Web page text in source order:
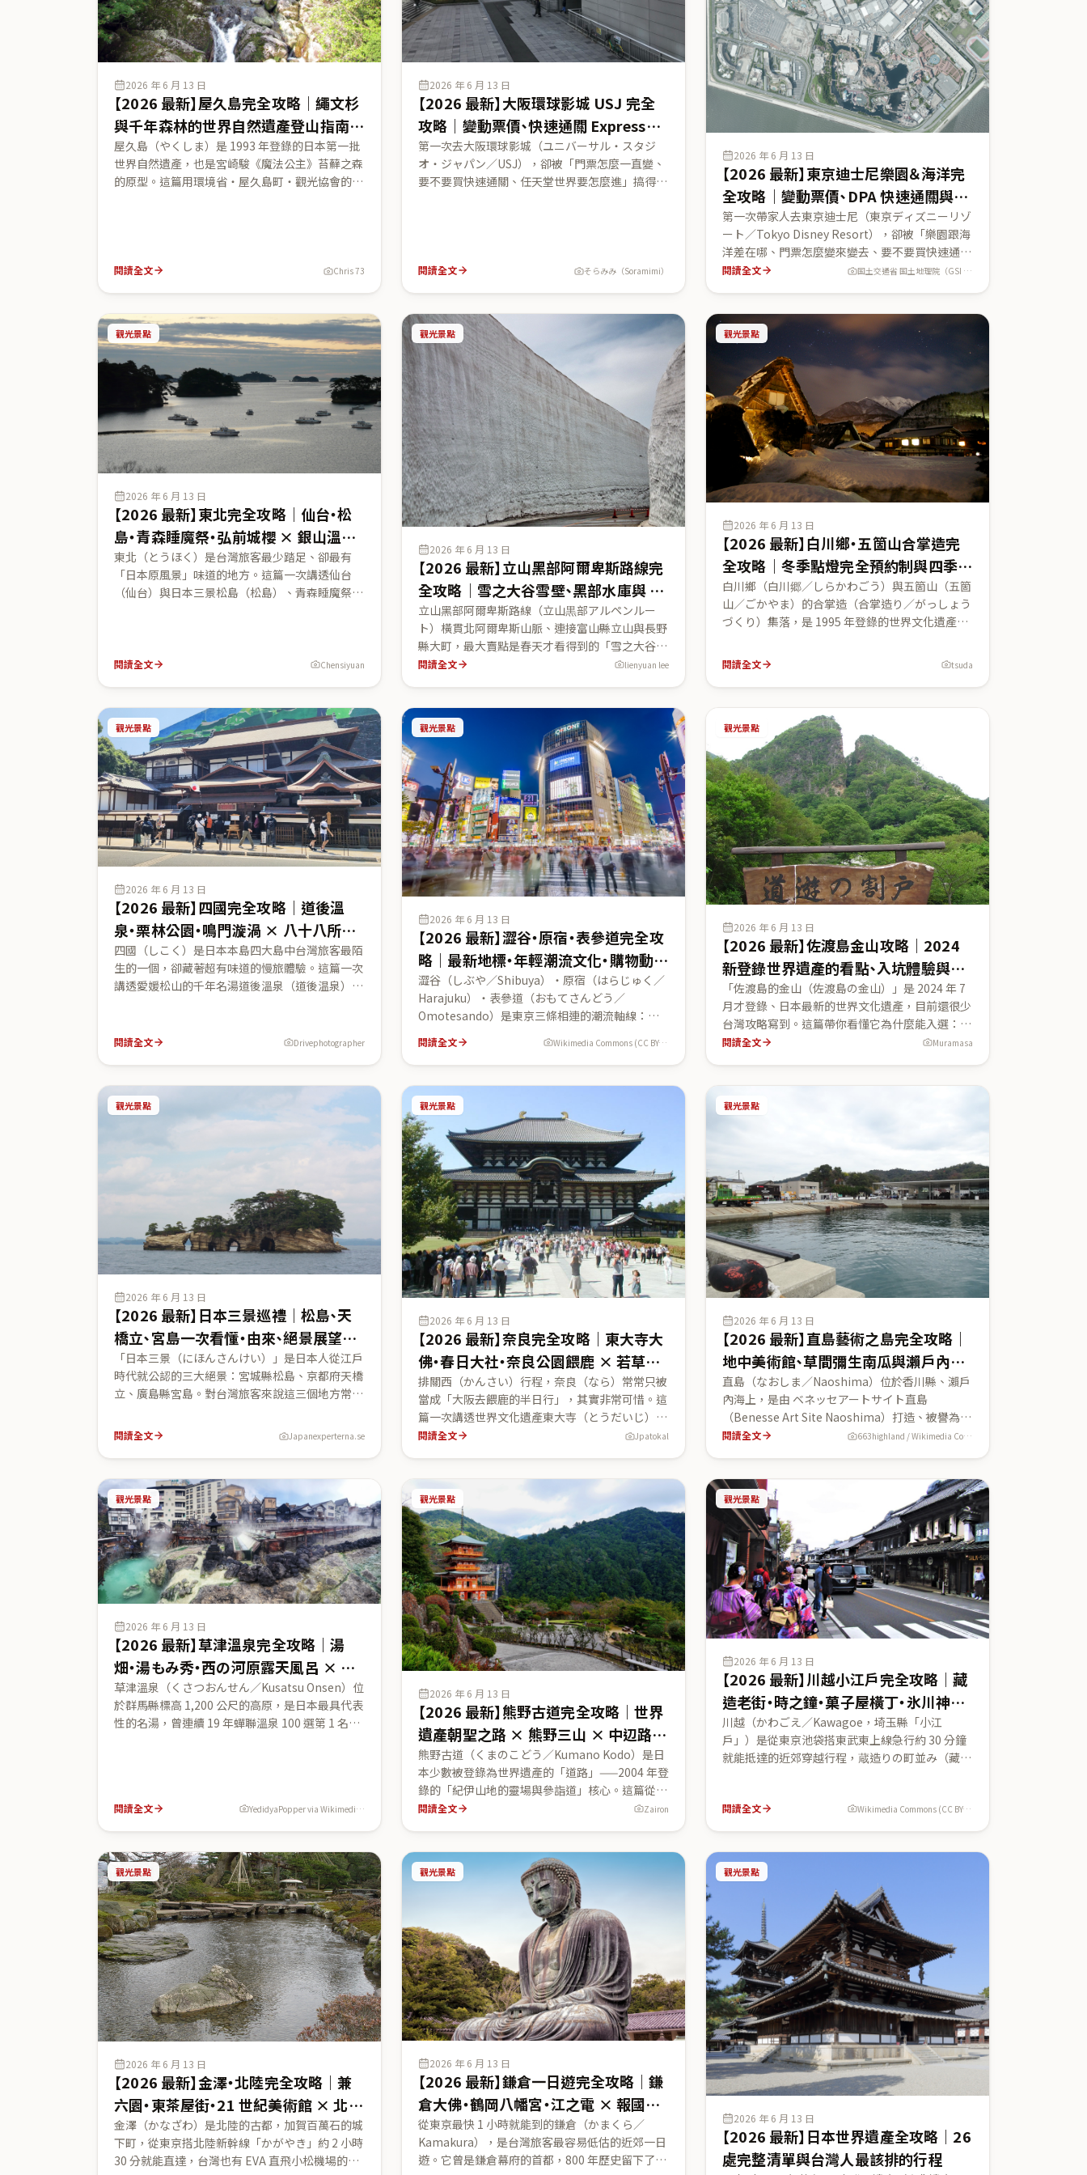
2026 年 6 月 13 日
【2026 最新】屋久島完全攻略｜繩文杉
與千年森林的世界自然遺產登山指南
（白谷雲水峽・魔法公主原型）
屋久島（やくしま）是 1993 年登錄的日本第一批
世界自然遺產，也是宮崎駿《魔法公主》苔蘚之森
的原型。這篇用環境省・屋久島町・觀光協會的官
Land 與千尋之滝，以及從鹿児島搭飛機或高速船
閱讀全文 Chris 73
2026 年 6 月 13 日
【2026 最新】大阪環球影城 USJ 完全
攻略｜變動票價、快速通關 Express
Pass 與任天堂世界整理券一次看懂
第一次去大阪環球影城（ユニバーサル・スタジ
オ・ジャパン／USJ），卻被「門票怎麼一直變、
要不要買快速通關、任天堂世界要怎麼進」搞得很
場券（ユニバーサル・エクスプレス・パス）」種
場整理券／抽選券／確約券」、2026 年起只能用
官方 App 取得；再帶你看 JR 夢咲線（櫻島線）ユ
ニバーサルシティ駅的交通動線。所有票價・制度
只寫官方查得到的事實，變動價格標明會浮動並請
以官方為準，未公布的不亂寫。
閱讀全文 そらみみ（Soramimi）
2026 年 6 月 13 日
【2026 最新】東京迪士尼樂園＆海洋完
全攻略｜變動票價、DPA 快速通關與兩
園差異一次看懂
第一次帶家人去東京迪士尼（東京ディズニーリゾ
ート／Tokyo Disney Resort），卻被「樂園跟海
洋差在哪、門票怎麼變來變去、要不要買快速通
關」搞得很亂？這篇用 2026 年官方來源，把最容
有料快速通關「迪士尼尊享卡 DPA（ディズニー・
プレミアアクセス）」每次約 1,500〜2,500 日
圓、只能用官方 App 買、會賣完；再帶你比較迪
士尼樂園 vs 迪士尼海洋的調性差異、2024 年 6 月
新開幕的「夢幻泉鄉（ファンタジースプリング
ス）」新主題港，以及從 JR 舞濱駅、迪士尼度假
區線（單軌電車）的交通動線。所有票價・制度只
寫官方查得到的事實，變動價格標明範圍並請以官
方當日顯示為準，未公布的不亂寫。
閱讀全文 国土交通省 国土地理院（GSI Japan）
觀光景點
2026 年 6 月 13 日
【2026 最新】東北完全攻略｜仙台・松
島・青森睡魔祭・弘前城櫻 × 銀山溫泉
的雪國深度之旅
東北（とうほく）是台灣旅客最少踏足、卻最有
「日本原風景」味道的地方。這篇一次講透仙台
（仙台）與日本三景松島（松島）、青森睡魔祭
石寺（山寺・立石寺）。附 2026 祭典日程、世界
幾乎空白』的雪國，排成一趟深度之旅。
閱讀全文 Chensiyuan
觀光景點
2026 年 6 月 13 日
【2026 最新】立山黑部阿爾卑斯路線完
全攻略｜雪之大谷雪壁、黑部水庫與 6
種交通工具一次玩透
立山黑部阿爾卑斯路線（立山黒部アルペンルー
ト）橫貫北阿爾卑斯山脈、連接富山縣立山與長野
縣大町，最大賣點是春天才看得到的「雪之大谷」
巨大雪壁，2026 年最高處達 12 公尺。這篇用立山
全線開通、11 月 30 日結束營業，冬季全線封閉；
全程由纜車、巴士、無軌電車等 6 種交通工具接力
組成。附區間運賃、雪之大谷ウォーク與黑部水庫
的玩法，幫第一次來的台灣旅客避開轉乘踩雷。
閱讀全文 lienyuan lee
觀光景點
2026 年 6 月 13 日
【2026 最新】白川鄉・五箇山合掌造完
全攻略｜冬季點燈完全預約制與四季的
世界遺產聚落
白川鄉（白川郷／しらかわごう）與五箇山（五箇
山／ごかやま）的合掌造（合掌造り／がっしょう
づくり）集落，是 1995 年登錄的世界文化遺產，
「日本雪鄉」的經典印象。這篇用 2026 年官方最
新資訊一次講透：荻町・相倉・菅沼三大集落怎麼
分、國指定重要文化財「和田家」與明善寺、最重
要的——2026 年「第 40 回白川鄉點燈」改成「完
全事前預約制」（共 4 天：1/12・18・25・
2/1），沒預約當天去不能進場，這篇教你看懂預
約制度、城山天守閣展望台怎麼上去，並附從高
山・金澤・名古屋的巴士接駁與「世界遺產巴士」
串聯方式。
閱讀全文 tsuda
觀光景點
2026 年 6 月 13 日
【2026 最新】四國完全攻略｜道後溫
泉・栗林公園・鳴門漩渦 × 八十八所遍
路的瀨戶內慢旅
四國（しこく）是日本本島四大島中台灣旅客最陌
生的一個，卻藏著超有味道的慢旅體驗。這篇一次
講透愛媛松山的千年名湯道後溫泉（道後温泉）、
四縣的四國八十八所遍路（四国八十八ヶ所）。附
四國的交通動線，幫你把這片少有台灣攻略的島，
排成一趟療癒之旅。
閱讀全文 Drivephotographer
觀光景點
2026 年 6 月 13 日
【2026 最新】澀谷・原宿・表參道完全攻
略｜最新地標・年輕潮流文化・購物動線
一次串聯
澀谷（しぶや／Shibuya）・原宿（はらじゅく／
Harajuku）・表參道（おもてさんどう／
Omotesando）是東京三條相連的潮流軸線：澀
（たけしたどおり）是卡哇伊文化大本營、表參道
則是國際精品與安藤忠雄建築的優雅大道。本文不
重複「東京全攻略」的全局排程，而是專注在「三
區最新潮流地標 × 年輕文化 × 購物動線」：
SHIBUYA SKY（澀谷天空展望台）2026 時段變動
票價、澀谷スクランブル交差点（世界最繁忙路
口）・ハチ公像、2024 開業的渋谷サクラステー
ジ、MIYASHITA PARK、竹下通卡哇伊文化、明治
神宮、表參道けやき並木與表參道ヒルズ（安藤忠
雄設計），並用日本側公式資料把這三區串成一條
不走回頭路的散步動線。
閱讀全文 Wikimedia Commons (CC BY-SA 2.0)
觀光景點
2026 年 6 月 13 日
【2026 最新】佐渡島金山攻略｜2024
新登錄世界遺產的看點、入坑體驗與佐
渡渡輪全指南
「佐渡島的金山（佐渡島の金山）」是 2024 年 7
月才登錄、日本最新的世界文化遺產，目前還很少
台灣攻略寫到。這篇帶你看懂它為什麼能入選：江
戶時代支撐幕府財政、世界少有的純人力傳統採
港たらい舟（盆舟）、相川京町通老街，以及最關
交通攻略（皆以官方查證料金與時間）。給想搶先
造訪日本最新世界遺產的台灣旅人。
閱讀全文 Muramasa
觀光景點
2026 年 6 月 13 日
【2026 最新】日本三景巡禮｜松島、天
橋立、宮島一次看懂・由來、絕景展望台
與交通全攻略
「日本三景（にほんさんけい）」是日本人從江戶
時代就公認的三大絕景：宮城縣松島、京都府天橋
立、廣島縣宮島。對台灣旅客來說這三個地方常單
組、也很少有人三個都集滿。這篇用松島觀光協
斎與日本三景之日）、三景各自的絕景看法（松島
多島美、天橋立股のぞき、宮島海上大鳥居）與三
地交通最佳玩法。所有由來・橋長・展望台資訊皆
以官方查證，不含主觀體驗、不含捏造排名。
閱讀全文 Japanexperterna.se
觀光景點
2026 年 6 月 13 日
【2026 最新】奈良完全攻略｜東大寺大
佛・春日大社・奈良公園餵鹿 × 若草山
的關西千年古都一日遊
排關西（かんさい）行程，奈良（なら）常常只被
當成「大阪去餵鹿的半日行」，其實非常可惜。這
篇一次講透世界文化遺產東大寺（とうだいじ）的
大佛殿與奈良大佛、有 3,000 座燈籠的春日大社
（若草山）。附門票・拜觀時間（皆以官方 2026
來源查證）、餵鹿安全守則、半日／一日行程，與
從大阪・京都到奈良的交通比較，讓你把奈良順順
排進關西黃金路線。
閱讀全文 Jpatokal
觀光景點
2026 年 6 月 13 日
【2026 最新】直島藝術之島完全攻略｜
地中美術館、草間彌生南瓜與瀨戶內跳
島玩法
直島（なおしま／Naoshima）位於香川縣、瀨戶
內海上，是由 ベネッセアートサイト直島
（Benesse Art Site Naoshima）打造、被譽為
「現代藝術聖地」的離島。本文以 ベネッセアー
（クロード・モネ／詹姆斯・特瑞爾）・ベネッセ
ハウス・李禹煥美術館・直島新美術館・家プロジ
ェクト（家計畫）等藝術設施，草間彌生（くさま
やよい）的黃南瓜與赤南瓜在哪裡，以及 高松
港・宇野港 渡輪、美術館預約、跳島（直島＋豐
島）等實用資訊，幫想走文青藝術旅的台灣旅客一
次規劃完整。
閱讀全文 663highland / Wikimedia Commons (CC BY 2.5)
觀光景點
2026 年 6 月 13 日
【2026 最新】草津溫泉完全攻略｜湯
畑・湯もみ秀・西の河原露天風呂 × 日
本第一自然湧出量的名湯散策
草津溫泉（くさつおんせん／Kusatsu Onsen）位
於群馬縣標高 1,200 公尺的高原，是日本最具代表
性的名湯，曾連續 19 年蟬聯溫泉 100 選第 1 名。
屈指可數的西の河原露天風呂。並解析草津強酸性
硫磺泉（pH 2.1）、日本第一的自然湧出量、從東
夜溫泉之旅。
閱讀全文 YedidyaPopper via Wikimedia Commons (CC BY 4.0)
觀光景點
2026 年 6 月 13 日
【2026 最新】熊野古道完全攻略｜世界
遺產朝聖之路 × 熊野三山 × 中辺路健
行與高野山周遊
熊野古道（くまのこどう／Kumano Kodo）是日
本少數被登錄為世界遺產的「道路」——2004 年登
錄的「紀伊山地的靈場與參詣道」核心。這篇從世
界遺產角度講透熊野三山（本宮大社・那智大社・
居、神倉神社ゴトビキ岩一次掌握；並依腳力推薦
從 3.5 小時入門段到串接高野山的健行路線，附關
西機場・特急くろしお交通攻略。給想在關西排一
段靈性深度旅的台灣旅客。
閱讀全文 Zairon
觀光景點
2026 年 6 月 13 日
【2026 最新】川越小江戶完全攻略｜藏
造老街・時之鐘・菓子屋橫丁・氷川神社
縁結び・喜多院 東京近郊和服散策
川越（かわごえ／Kawagoe，埼玉縣「小江
戶」）是從東京池袋搭東武東上線急行約 30 分鐘
就能抵達的近郊穿越行程，蔵造りの町並み（藏造
公式觀光「ちょこたび埼玉」、川越氷川神社公
式、喜多院公式等日本側一次資料整理：時之鐘
やよこちょう）懷舊駄菓子、川越氷川神社縁結び
（2026 年本殿獲指定國家重要文化財答申）、川
越大師喜多院五百羅漢與拜觀料、以及從東京來回
的交通與一日動線，幫你把川越排成東京近郊最值
得的一日小旅行。
閱讀全文 Wikimedia Commons (CC BY-SA 4.0)
觀光景點
2026 年 6 月 13 日
【2026 最新】金澤・北陸完全攻略｜兼
六園・東茶屋街・21 世紀美術館 × 北陸
新幹線直達的加賀百萬石古都
金澤（かなざわ）是北陸的古都，加賀百萬石的城
下町，從東京搭北陸新幹線「かがやき」約 2 小時
30 分就能直達，台灣也有 EVA 直飛小松機場的航
觀光景點
2026 年 6 月 13 日
【2026 最新】鎌倉一日遊完全攻略｜鎌
倉大佛・鶴岡八幡宮・江之電 × 報國寺
竹林與長谷寺繡球花的古都散策
從東京最快 1 小時就能到的鎌倉（かまくら／
Kamakura），是台灣旅客最容易低估的近郊一日
遊。它曾是鎌倉幕府的首都，800 年歷史留下了國
觀光景點
2026 年 6 月 13 日
【2026 最新】日本世界遺產全攻略｜26
處完整清單與台灣人最該排的行程